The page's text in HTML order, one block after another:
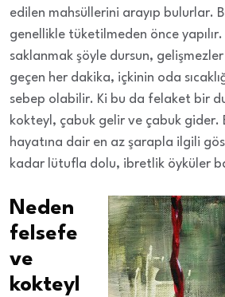
edilen mahsüllerini arayıp bulurlar.
genellikle tüketilmeden önce
saklanmak şöyle dursun,
geçen her dakika, içkinin oda
sebep olabilir. Ki bu da felaket bir
kokteyl, çabuk gelir ve çabuk gider.
hayatına dair en az şarapla ilgili
kadar lütufla dolu, ibretlik öyküler
Neden
felsefe
ve
kokteyl